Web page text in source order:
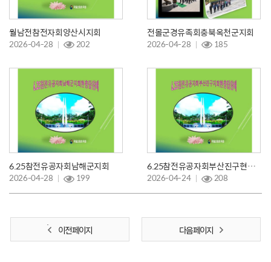
월남전참전자회양산시지회
2026-04-28 202
전몰군경유족회충북옥천군지회
2026-04-28 185
6.25참전유공자회남해군지회
2026-04-28 199
6.25참전유공자회부산진구현충탑참배
2026-04-24 208
이전 페이지 다음 페이지